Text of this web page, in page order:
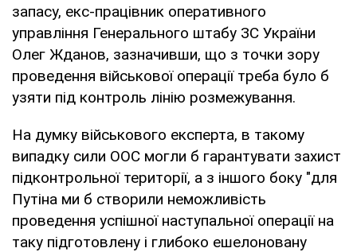
запасу, екс-працівник оперативного
управління Генерального штабу ЗС України
Олег Жданов, зазначивши, що з точки зору
проведення військової операції треба було б
узяти під контроль лінію розмежування.
На думку військового експерта, в такому
випадку сили ООС могли б гарантувати захист
підконтрольної території, а з іншого боку "для
Путіна ми б створили неможливість
проведення успішної наступальної операції на
таку підготовлену і глибоко ешелоновану